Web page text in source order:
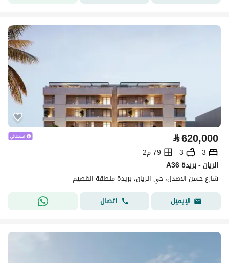
⃁620,000
3
3
79 م2
A36 الريان - بريدة
شارع حسن الاهدل، حي الريان، بريدة منطقة القصيم
الإيميل
اتصال